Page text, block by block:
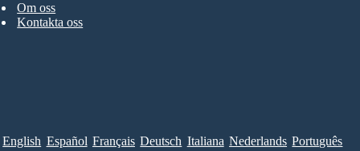
Om oss
Kontakta oss
English Español Français Deutsch Italiana Nederlands Português